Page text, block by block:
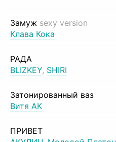
Замуж sexy version
Клава Кока
РАДА
BLIZKEY, SHIRI
Затонированный ваз
Витя АК
ПРИВЕТ